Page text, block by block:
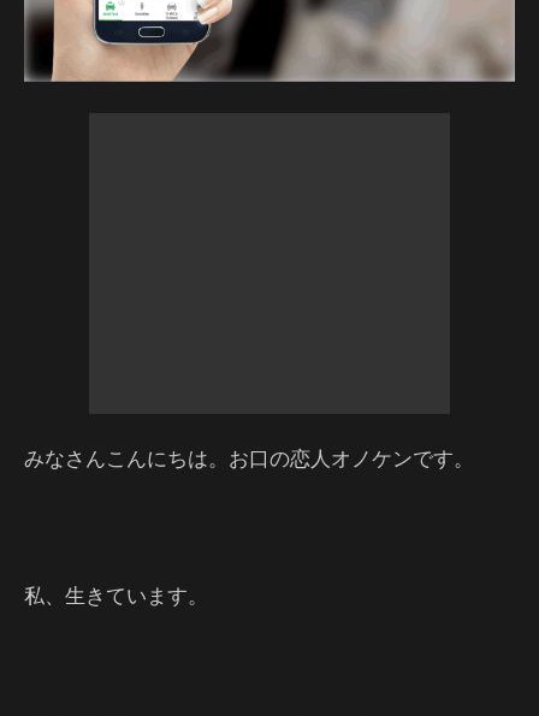
みなさんこんにちは。お口の恋人オノケンです。
私、生きています。